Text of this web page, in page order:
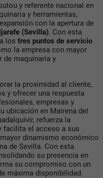
y referente nacional en
y herramientas,
con la apertura de
(Sevilla). Con esta
los tres puntos de servicio
la empresa con mayor
de maquinaria y
la proximidad al cliente,
y ofrecer una respuesta
empresas y
ubicación en Mairena del
refuerza la
facilita el acceso a sus
dinamismo económico
de Sevilla. Con esta
su presencia en
su compromiso con un
máxima disponibilidad.